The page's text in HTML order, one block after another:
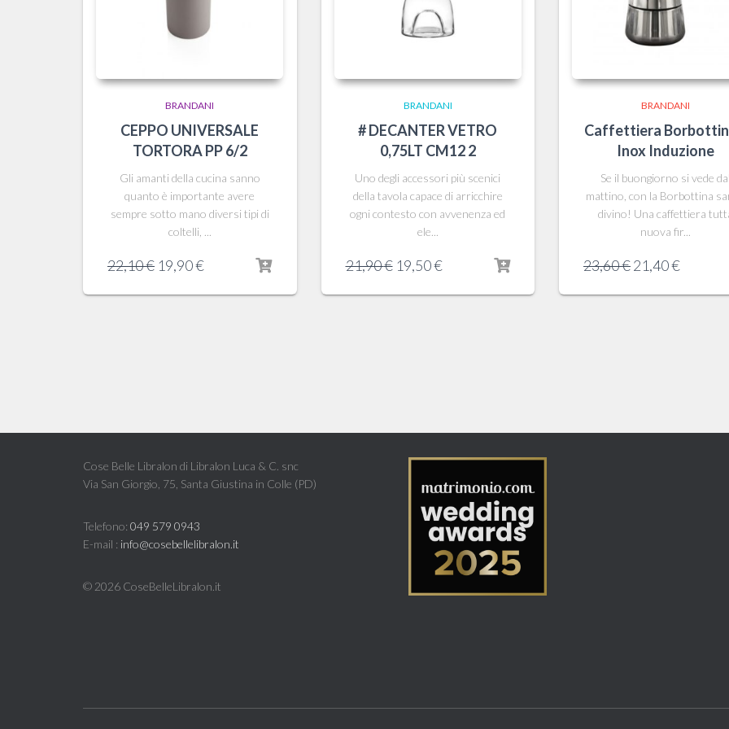
BRANDANI
CEPPO UNIVERSALE
TORTORA PP 6/2
Gli amanti della cucina sanno
quanto è importante avere
sempre sotto mano diversi tipi di
coltelli, ...
22,10€ Il
originale
19,90€Il
attuale
BRANDANI
# DECANTER VETRO
0,75LT CM12 2
Uno degli accessori più scenici
della tavola capace di arricchire
ogni contesto con avvenenza ed
ele...
21,90€ Il
originale
19,50€Il
attuale
BRANDANI
Caffettiera
Inox Induzione
Se il buongiorno si vede dal
mattino, con la Borbottina
divino! Una caffettiera
nuova fir...
23,60€Il
originale
21,40€Il
attuale
Cose Belle Libralon di Libralon Luca & C. snc
Via San Giorgio, 75, Santa Giustina in Colle (PD)
Telefono: 049 579 0943
E-mail : info@cosebellelibralon.it
© 2026 CoseBelleLibralon.it